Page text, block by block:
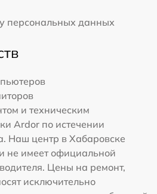
персональных данных
и техническим
Ardor по истечении
Наш центр в Хабаровске
не имеет официальной
Цены на ремонт,
исключительно